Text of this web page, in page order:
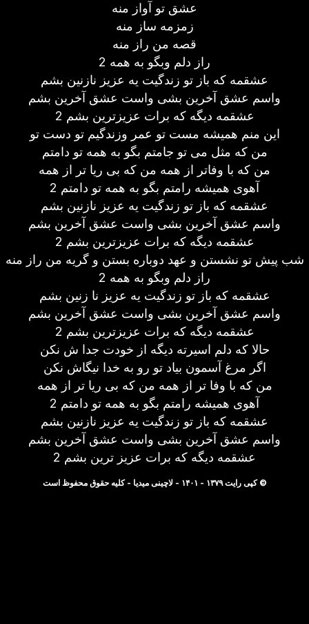
عشق تو آواز منه
زمزمه ساز منه
قصه من راز منه
راز دلم وبگو به همه 2
عشقمه که باز تو زندگیت یه عزیز نازنین بشم
واسم عشق آخرین بشی واست عشق آخرین بشم
عشقمه دیگه که برات عزیزترین بشم 2
این منم همیشه مست تو عمر وزندگیم تو دست تو
من که مثل می تو جامتم بگو به همه تو دامتم
من که با وفاتر از همه من که بی ریا تر از همه
آهوی همیشه رامتم بگو به همه تو دامتم 2
عشقمه که باز تو زندگیت یه عزیز نازنین بشم
واسم عشق آخرین بشی واست عشق آخرین بشم
عشقمه دیگه که برات عزیزترین بشم 2
شب پیش تو نشستن و عهد دوباره بستن و گریه من راز منه
راز دلم وبگو به همه 2
عشقمه که باز تو زندگیت یه عزیز نا زنین بشم
واسم عشق آخرین بشی واست عشق آخرین بشم
عشقمه دیگه که برات عزیزترین بشم 2
حالا که دلم اسیرته دیگه از خودت جدا ش نکن
اگر مرغ آسمون بیاد تو رو به خدا نیگاش نکن
من که با وفا تر از همه من که بی ریا تر از همه
آهوی همیشه رامتم بگو به همه تو دامتم 2
عشقمه که باز تو زندگیت یه عزیز نازنین بشم
واسم عشق آخرین بشی واست عشق آخرین بشم
عشقمه دیگه که برات عزیز ترین بشم 2
© کپی رایت ۱۳۷۹ - ۱۴۰۱ - لاچینی میدیا - کلیه حقوق محفوظ است